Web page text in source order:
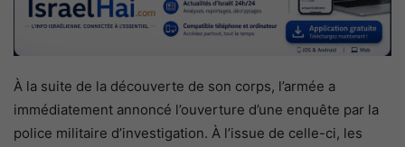
À la suite de la découverte de son corps, l’armée a
immédiatement annoncé l’ouverture d’une enquête par la
police militaire d’investigation. À l’issue de celle-ci, les